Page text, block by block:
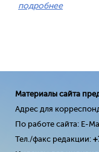
подробнее
Материалы сайта
Адрес для
По работе сайта: E-
Тел./факс редакции: